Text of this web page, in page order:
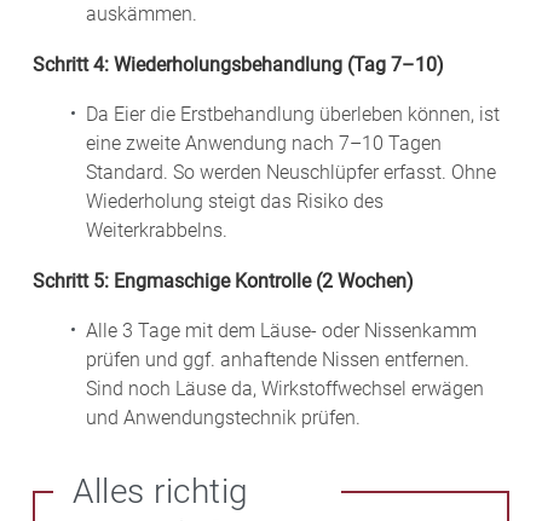
auskämmen.
Schritt 4: Wiederholungsbehandlung (Tag 7–10)
Da Eier die Erstbehandlung überleben können, ist
eine zweite Anwendung nach 7–10 Tagen
Standard. So werden Neuschlüpfer erfasst. Ohne
Wiederholung steigt das Risiko des
Weiterkrabbelns.
Schritt 5: Engmaschige Kontrolle (2 Wochen)
Alle 3 Tage mit dem Läuse- oder Nissenkamm
prüfen und ggf. anhaftende Nissen entfernen.
Sind noch Läuse da, Wirkstoffwechsel erwägen
und Anwendungstechnik prüfen.
Alles richtig